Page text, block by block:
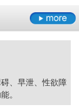
、早泄、性欲障
。